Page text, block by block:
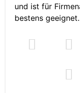
und ist für
bestens geeignet.